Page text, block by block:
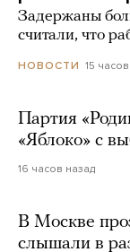
Задержаны
считали, что
НОВОСТИ 15
Партия
«Яблоко» с
16 часов назад
В Москве
слышали в